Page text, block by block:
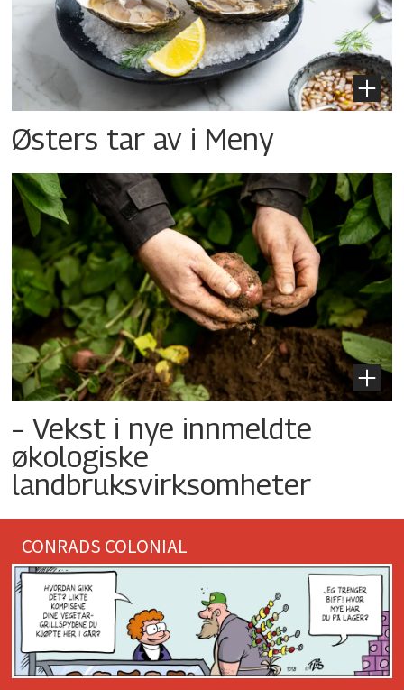
Østers tar av i Meny
– Vekst i nye innmeldte
økologiske
landbruksvirksomheter
CONRADS COLONIAL